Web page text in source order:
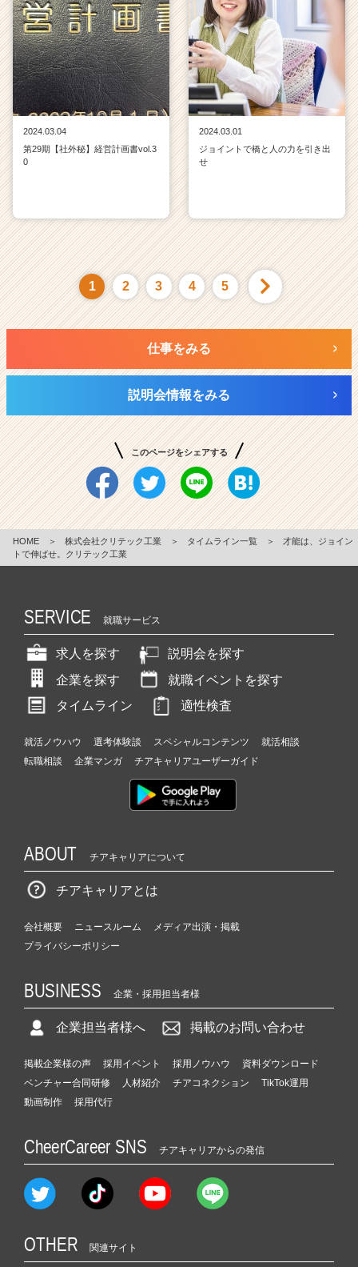
2024.03.04
第29期【社外秘】経営計画書vol.3
0
2024.03.01
ジョイントで橋と人の力を引き出
せ
1 2 3 4 5
仕事をみる
説明会情報をみる
このページをシェアする
HOME ＞ 株式会社クリテック工業 ＞ タイムライン一覧 ＞
才能は、ジョイン
トで伸ばせ。クリテック工業
SERVICE 就職サービス
求人を探す
説明会を探す
企業を探す
就職イベントを探す
タイムライン
適性検査
就活ノウハウ 選考体験談 スペシャルコンテンツ
就活相談
転職相談
企業マンガ チアキャリアユーザーガイド
ABOUT チアキャリアについて
チアキャリアとは
会社概要 ニュースルーム
メディア出演・掲載
プライバシーポリシー
BUSINESS 企業・採用担当者様
企業担当者様へ 掲載のお問い合わせ
掲載企業様の声 採用イベント 採用ノウハウ
資料ダウンロード
ベンチャー合同研修
人材紹介 チアコネクション
TikTok運用
動画制作
採用代行
CheerCareer SNS チアキャリアからの発信
OTHER 関連サイト